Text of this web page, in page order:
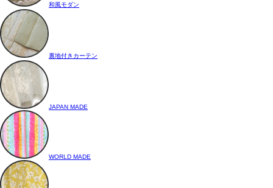
和風モダン
裏地付きカーテン
JAPAN MADE
WORLD MADE